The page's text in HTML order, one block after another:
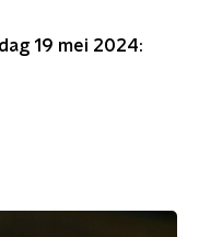
19 mei 2024: